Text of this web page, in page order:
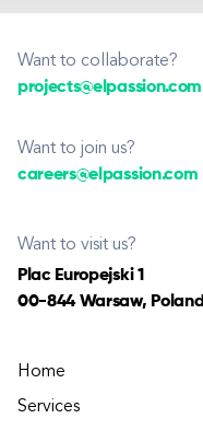
Want to collaborate?
projects@elpassion.com
Want to join us?
careers@elpassion.com
Want to visit us?
Plac Europejski 1
00-844 Warsaw, Poland
Home
Services